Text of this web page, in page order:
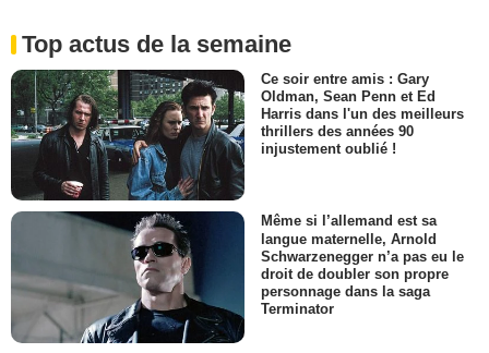
Top actus de la semaine
Ce soir entre amis : Gary
Oldman, Sean Penn et Ed
Harris dans l'un des meilleurs
thrillers des années 90
injustement oublié !
Même si l’allemand est sa
langue maternelle, Arnold
Schwarzenegger n’a pas eu le
droit de doubler son propre
personnage dans la saga
Terminator